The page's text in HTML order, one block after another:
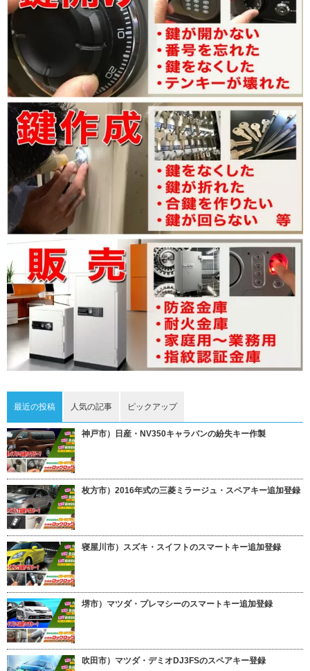
最近の投稿 人気の記事 ピックアップ
神戸市）日産・NV350キャラバンの紛失キー作製
枚方市）2016年式の三菱ミラージュ・スペアキー追加登録
寝屋川市）スズキ・スイフトのスマートキー追加登録
堺市）マツダ・プレマシーのスマートキー追加登録
吹田市）マツダ・デミオDJ3FSのスペアキー登録